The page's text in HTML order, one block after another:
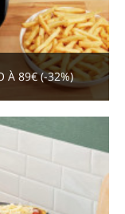
À 89€ (-32%)